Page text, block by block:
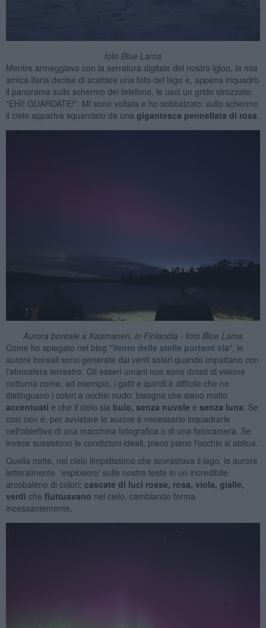
foto Blue Lama
Mentre armeggiavo con la serratura digitale del nostro igloo, la mia
amica Ilaria decise di scattare una foto del lago e, appena inquadrò
il panorama sullo schermo del telefono, le uscì un grido strozzato:
"EHI! GUARDATE!". Mi sono voltata e ho sobbalzato: sullo schermo
il cielo appariva squarciato da una gigantesca pennellata di rosa
Aurora boreale a Kaamanen, in Finlandia - foto Blue Lama
Come ho spiegato nel blog "Vento delle stelle portami via", le
aurore boreali sono generate dai venti solari quando impattano con
l'atmosfera terrestre. Gli esseri umani non sono dotati di visione
notturna come, ad esempio, i gatti e quindi è difficile che ne
distinguano i colori a occhio nudo: bisogna che siano molto
accentuati e che il cielo sia buio, senza nuvole e senza luna. Se
così non è, per avvistare le aurore è necessario inquadrarle
nell'obiettivo di una macchina fotografica o di una fotocamera. Se
invece sussistono le condizioni ideali, piano piano l'occhio si abitua.
Quella notte, nel cielo limpidissimo che sovrastava il lago, le aurore
letteralmente 'esplosero' sulle nostre teste in un incredibile
arcobaleno di colori; cascate di luci rosse, rosa, viola, gialle,
verdi che fluttuavano nel cielo, cambiando forma
incessantemente.